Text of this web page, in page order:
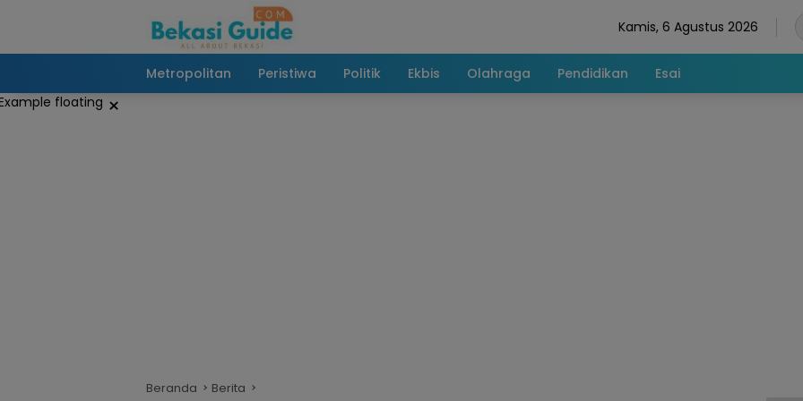
Kamis, 6 Agustus 2026
Metropolitan Peristiwa Politik Ekbis Olahraga Pendidikan Esai
×
Beranda Berita